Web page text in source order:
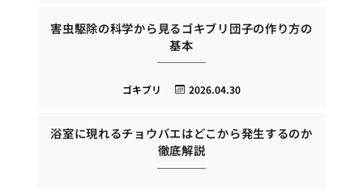
害虫駆除の科学から見るゴキブリ団子の作り方の
基本
2026.04.30
ゴキブリ
浴室に現れるチョウバエはどこから発生するのか
徹底解説